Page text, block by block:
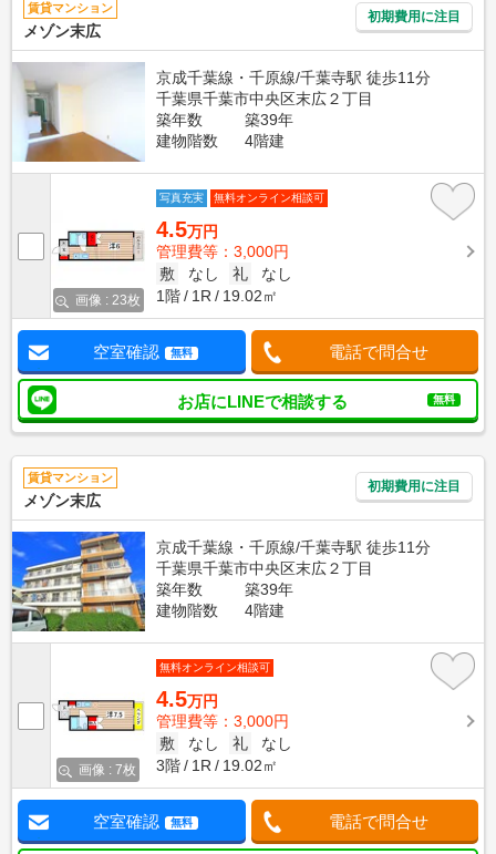
賃貸マンション
メゾン末広
初期費用に注目
京成千葉線・千原線/千葉寺駅 徒歩11分
千葉県千葉市中央区末広２丁目
築年数
築39年
建物階数
4階建
画像 : 23枚
写真充実 無料オンライン相談可
4.5万円
管理費等：3,000円
敷
なし 礼
なし
1階
1R 19.02㎡
空室確認 無料 電話で問合せ
お店にLINEで相談する 無料
賃貸マンション
メゾン末広
初期費用に注目
京成千葉線・千原線/千葉寺駅 徒歩11分
千葉県千葉市中央区末広２丁目
築年数
築39年
建物階数
4階建
画像 : 7枚
無料オンライン相談可
4.5万円
管理費等：3,000円
敷
なし 礼
なし
3階
1R 19.02㎡
空室確認 無料 電話で問合せ